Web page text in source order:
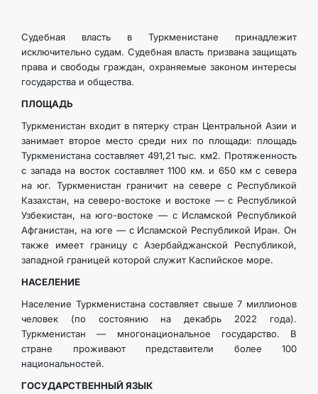
Судебная власть в Туркменистане принадлежит
исключительно судам. Судебная власть призвана защищать
права и свободы граждан, охраняемые законом интересы
государства и общества.
ПЛОЩАДЬ
Туркменистан входит в пятерку стран Центральной Азии и
занимает второе место среди них по площади: площадь
Туркменистана составляет 491,21 тыс. км2. Протяженность
с запада на восток составляет 1100 км. и 650 км с севера
на юг. Туркменистан граничит на севере с Республикой
Казахстан, на северо-востоке и востоке — с Республикой
Узбекистан, на юго-востоке — с Исламской Республикой
Афганистан, на юге — с Исламской Республикой Иран. Он
также имеет границу с Азербайджанской Республикой,
западной границей которой служит Каспийское море.
НАСЕЛЕНИЕ
Население Туркменистана составляет свыше 7 миллионов
человек (по состоянию на декабрь 2022 года).
Туркменистан — многонациональное государство. В
стране проживают представители более 100
национальностей.
ГОСУДАРСТВЕННЫЙ ЯЗЫК